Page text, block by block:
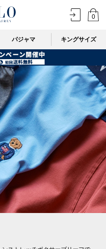
0
パジャマ キングサイズ